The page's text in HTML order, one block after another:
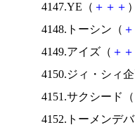
4147.YE（ ＋ ＋ ＋
4148.トーシン（ ＋
4149.アイズ（ ＋ ＋
4150.ジィ・シィ
4151.サクシード（
4152.トーメンデ